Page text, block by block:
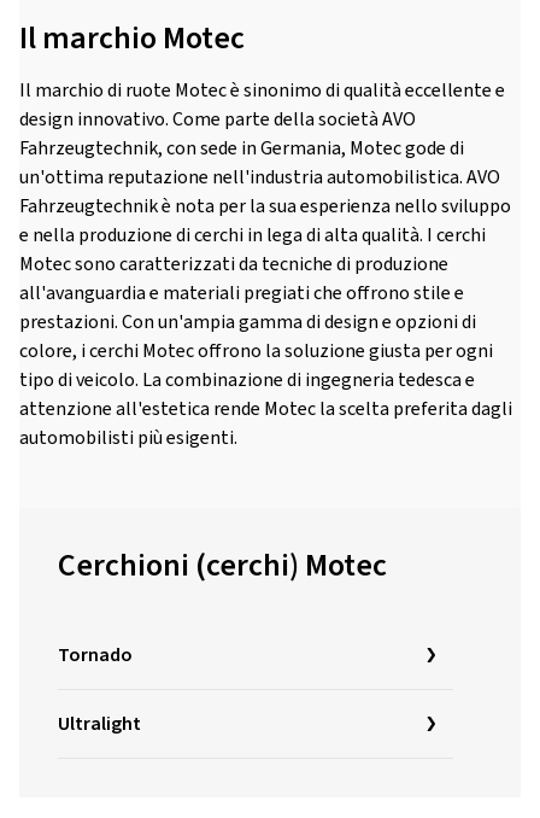
Il marchio Motec
Il marchio di ruote Motec è sinonimo di qualità eccellente e
design innovativo. Come parte della società AVO
Fahrzeugtechnik, con sede in Germania, Motec gode di
un'ottima reputazione nell'industria automobilistica. AVO
Fahrzeugtechnik è nota per la sua esperienza nello sviluppo
e nella produzione di cerchi in lega di alta qualità. I cerchi
Motec sono caratterizzati da tecniche di produzione
all'avanguardia e materiali pregiati che offrono stile e
prestazioni. Con un'ampia gamma di design e opzioni di
colore, i cerchi Motec offrono la soluzione giusta per ogni
tipo di veicolo. La combinazione di ingegneria tedesca e
attenzione all'estetica rende Motec la scelta preferita dagli
automobilisti più esigenti.
Cerchioni (cerchi) Motec
Tornado
Ultralight